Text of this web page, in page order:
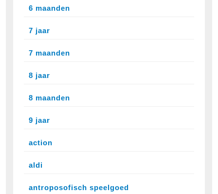
6 maanden
7 jaar
7 maanden
8 jaar
8 maanden
9 jaar
action
aldi
antroposofisch speelgoed